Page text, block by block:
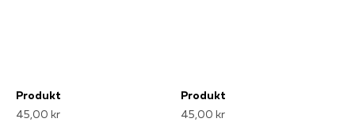
Produkt
45,00 kr
Produkt
45,00 kr